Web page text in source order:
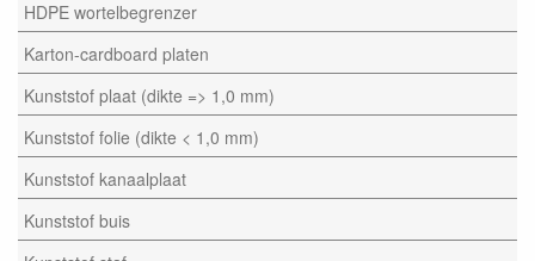
HDPE wortelbegrenzer
Karton-cardboard platen
Kunststof plaat (dikte => 1,0 mm)
Kunststof folie (dikte < 1,0 mm)
Kunststof kanaalplaat
Kunststof buis